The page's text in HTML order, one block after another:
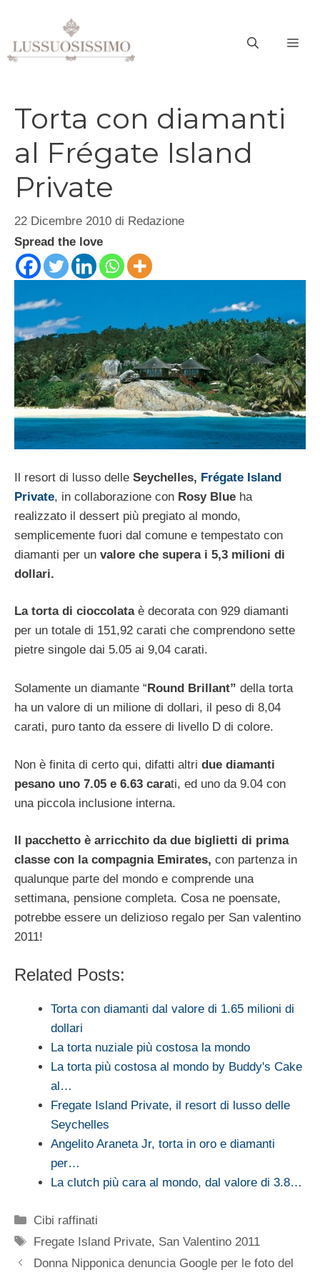
contenuto
Torta con diamanti
al Frégate Island
Private
22 Dicembre 2010 di Redazione
Spread the love
Il resort di lusso delle Seychelles, Frégate Island
Private, in collaborazione con Rosy Blue ha
realizzato il dessert più pregiato al mondo,
semplicemente fuori dal comune e tempestato con
diamanti per un valore che supera i 5,3 milioni di
dollari.
La torta di cioccolataè decorata con 929 diamanti
per un totale di 151,92 carati che comprendono sette
pietre singole dai 5.05 ai 9,04 carati.
Solamente un diamante “ Round Brillant” della torta
ha un valore di un milione di dollari, il peso di 8,04
carati, puro tanto da essere di livello D di colore.
Non è finita di certo qui, difatti altri due diamanti
pesano uno 7.05 e 6.63 carati, ed uno da 9.04 con
una piccola inclusione interna.
Il pacchetto è arricchito da due biglietti di prima
classe con la compagnia Emirates, con partenza in
qualunque parte del mondo e comprende una
settimana, pensione completa. Cosa ne poensate,
potrebbe essere un delizioso regalo per San valentino
2011!
Related Posts:
Torta con diamanti dal valore di 1.65 milioni di
dollari
La torta nuziale più costosa la mondo
La torta più costosa al mondo by Buddy's Cake
al…
Fregate Island Private, il resort di lusso delle
Seychelles
Angelito Araneta Jr, torta in oro e diamanti
per…
La clutch più cara al mondo, dal valore di 3.8…
Categorie
Cibi raffinati
Tag
Fregate Island Private, San Valentino 2011
Donna Nipponica denuncia Google per le foto del